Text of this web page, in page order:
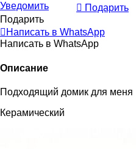
Уведомить
Подарить
Подарить
Написать в WhatsApp
Написать в WhatsApp
Описание
Подходящий домик для меня
Керамический